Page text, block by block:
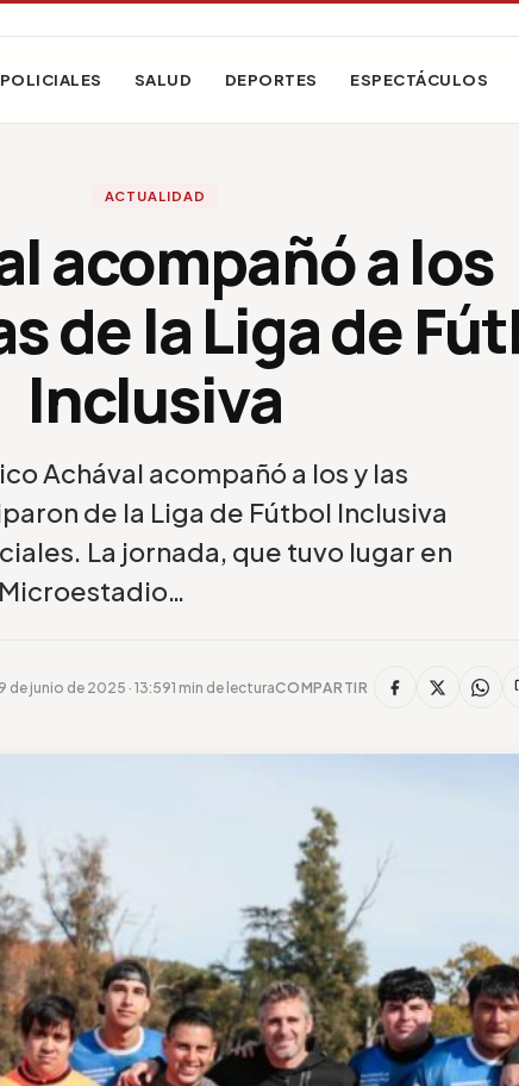
POLICIALES SALUD DEPORTES ESPECTÁCULOS
ACTUALIDAD
acompañó a los
de la Liga de
Inclusiva
Achával acompañó a los y las
de la Liga de Fútbol Inclusiva
La jornada, que tuvo lugar en
9 de junio de 2025 · 13:591 min de lecturaCOMPARTIR